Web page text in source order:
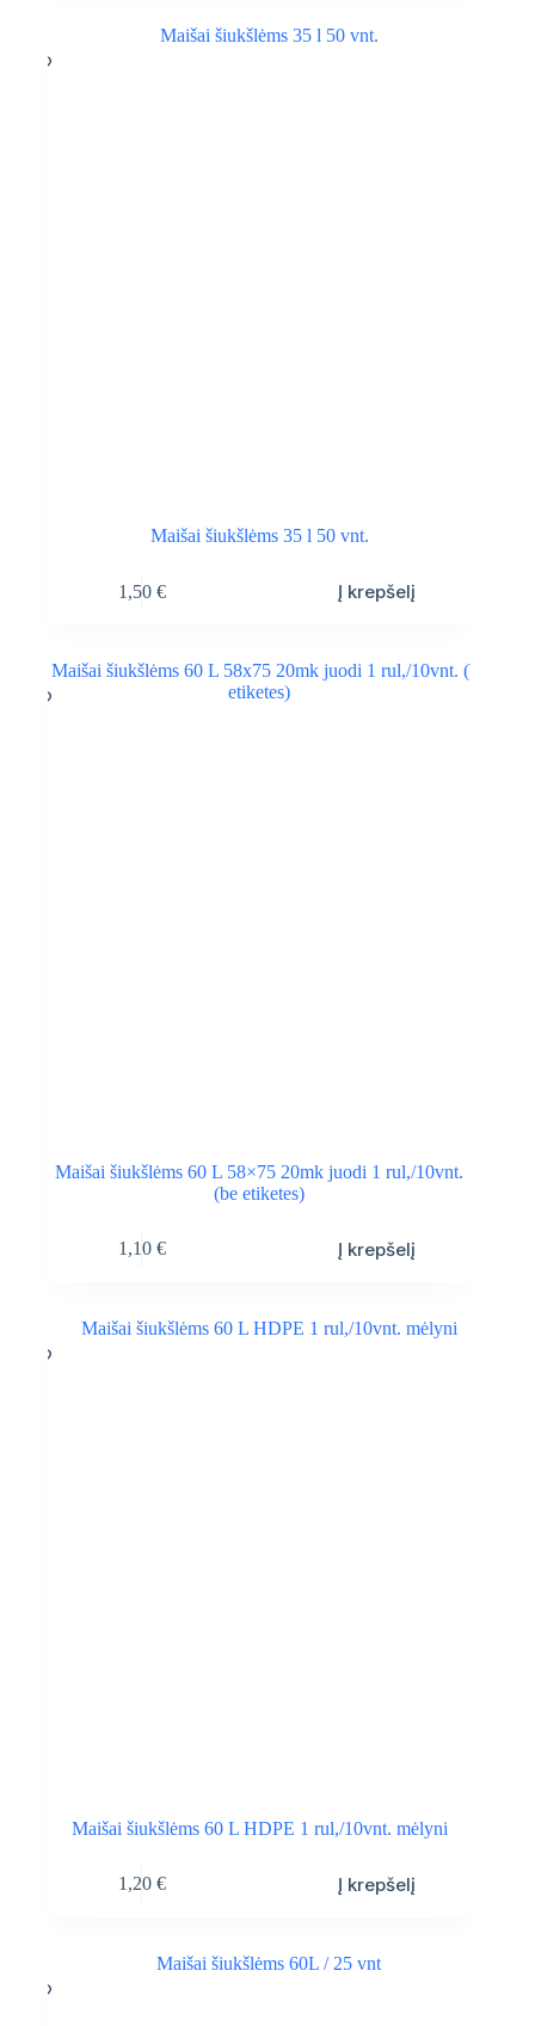
Maišai šiukšlėms 35 l 50 vnt.
1,50 € Į krepšelį
Maišai šiukšlėms 60 L 58×75 20mk juodi 1 rul,/10vnt.
(be etiketes)
1,10 € Į krepšelį
Maišai šiukšlėms 60 L HDPE 1 rul,/10vnt. mėlyni
1,20 € Į krepšelį